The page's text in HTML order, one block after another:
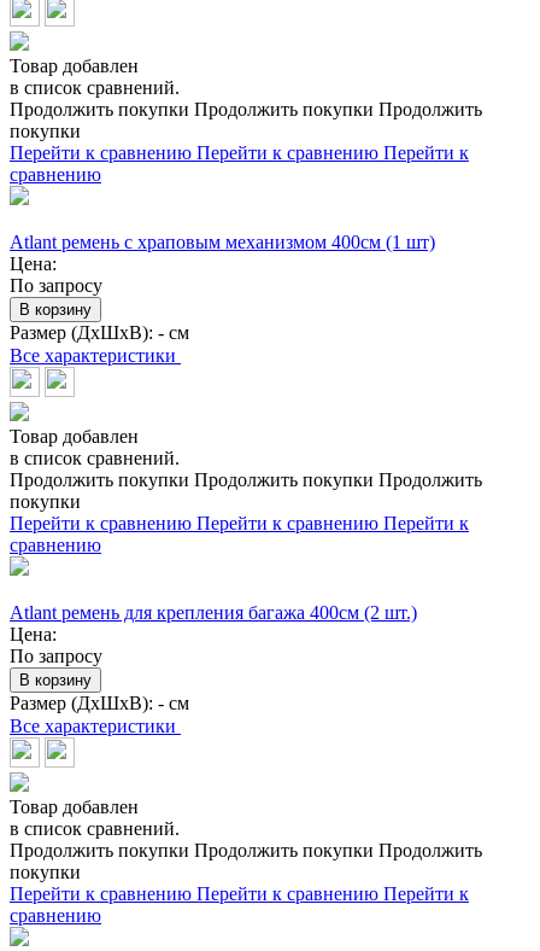
Товар добавлен
в список сравнений.
Продолжить покупки Продолжить покупки Продолжить
покупки
Перейти к сравнению Перейти к сравнению Перейти к
сравнению
Atlant ремень с храповым механизмом 400см (1 шт)
Цена:
По запросу
В корзину
Размер (ДхШхВ): - см
Все характеристики
Товар добавлен
в список сравнений.
Продолжить покупки Продолжить покупки Продолжить
покупки
Перейти к сравнению Перейти к сравнению Перейти к
сравнению
Atlant ремень для крепления багажа 400см (2 шт.)
Цена:
По запросу
В корзину
Размер (ДхШхВ): - см
Все характеристики
Товар добавлен
в список сравнений.
Продолжить покупки Продолжить покупки Продолжить
покупки
Перейти к сравнению Перейти к сравнению Перейти к
сравнению